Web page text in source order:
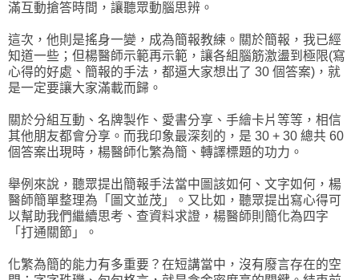
滿互動搶答時間，讓聽眾動腦思辨。
這次，他則是搖身一變，成為簡報教練。關於簡報，我已經
知道一些；但楊醫師示範再示範，讓各組腦筋激盪到極限(寫
心得的好處、簡報的手法，都逼大家想出了 30 個答案)，就
是一定要讓大家滿載而歸。
關於分組互動、名牌製作、愛書分享、手繪卡片等等，相信
其他朋友都會分享。而我印象最深刻的，是 30 + 30 總共 60
個答案出現時，楊醫師化繁為簡、轉譯標題的功力。
舉例來說，聽眾提出簡報手法當中圖該如何、文字如何，楊
醫師簡單整理為「圖文並茂」。又比如，聽眾提出寫心得可
以幫助我們繼續思考、查資料求證，楊醫師則簡化為四字
「打通關節」。
化繁為簡的能力有多重要？在短講當中，沒有廢言存在的空